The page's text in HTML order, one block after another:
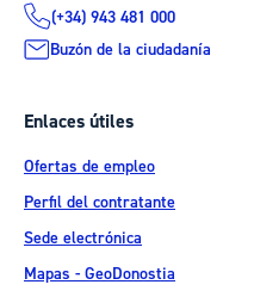
(+34) 943 481 000
Buzón de la ciudadanía
Enlaces útiles
Ofertas de empleo
Perfil del contratante
Sede electrónica
Mapas - GeoDonostia